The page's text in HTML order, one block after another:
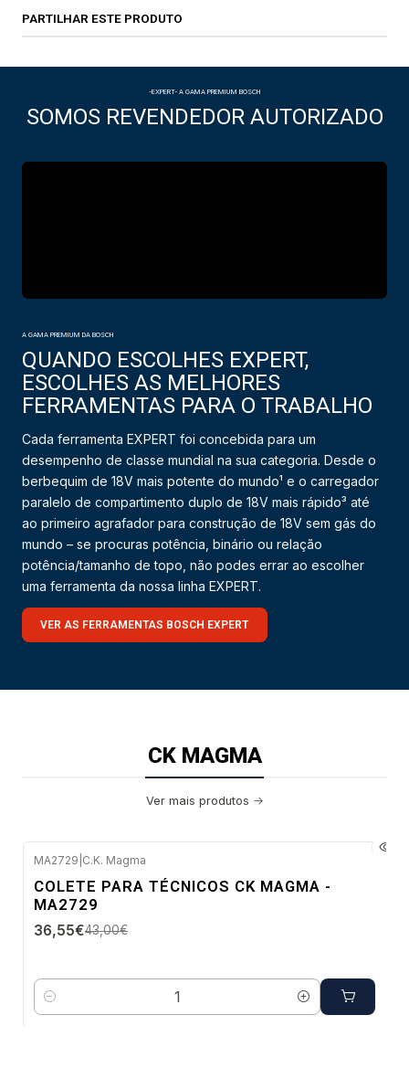
PARTILHAR ESTE PRODUTO
-EXPERT- A GAMA PREMIUM BOSCH
SOMOS REVENDEDOR AUTORIZADO
A GAMA PREMIUM DA BOSCH
QUANDO ESCOLHES EXPERT,
ESCOLHES AS MELHORES
FERRAMENTAS PARA O TRABALHO
Cada ferramenta EXPERT foi concebida para um
desempenho de classe mundial na sua categoria. Desde o
berbequim de 18V mais potente do mundo¹ e o carregador
paralelo de compartimento duplo de 18V mais rápido³ até
ao primeiro agrafador para construção de 18V sem gás do
mundo – se procuras potência, binário ou relação
potência/tamanho de topo, não podes errar ao escolher
uma ferramenta da nossa linha EXPERT.
VER AS FERRAMENTAS BOSCH EXPERT
CK MAGMA
Ver mais produtos
-15%
DESC.
Envio imediato
MA2729 C.K. Magma
COLETE PARA TÉCNICOS CK MAGMA -
MA2729
36,55€43,00€
Quantidade